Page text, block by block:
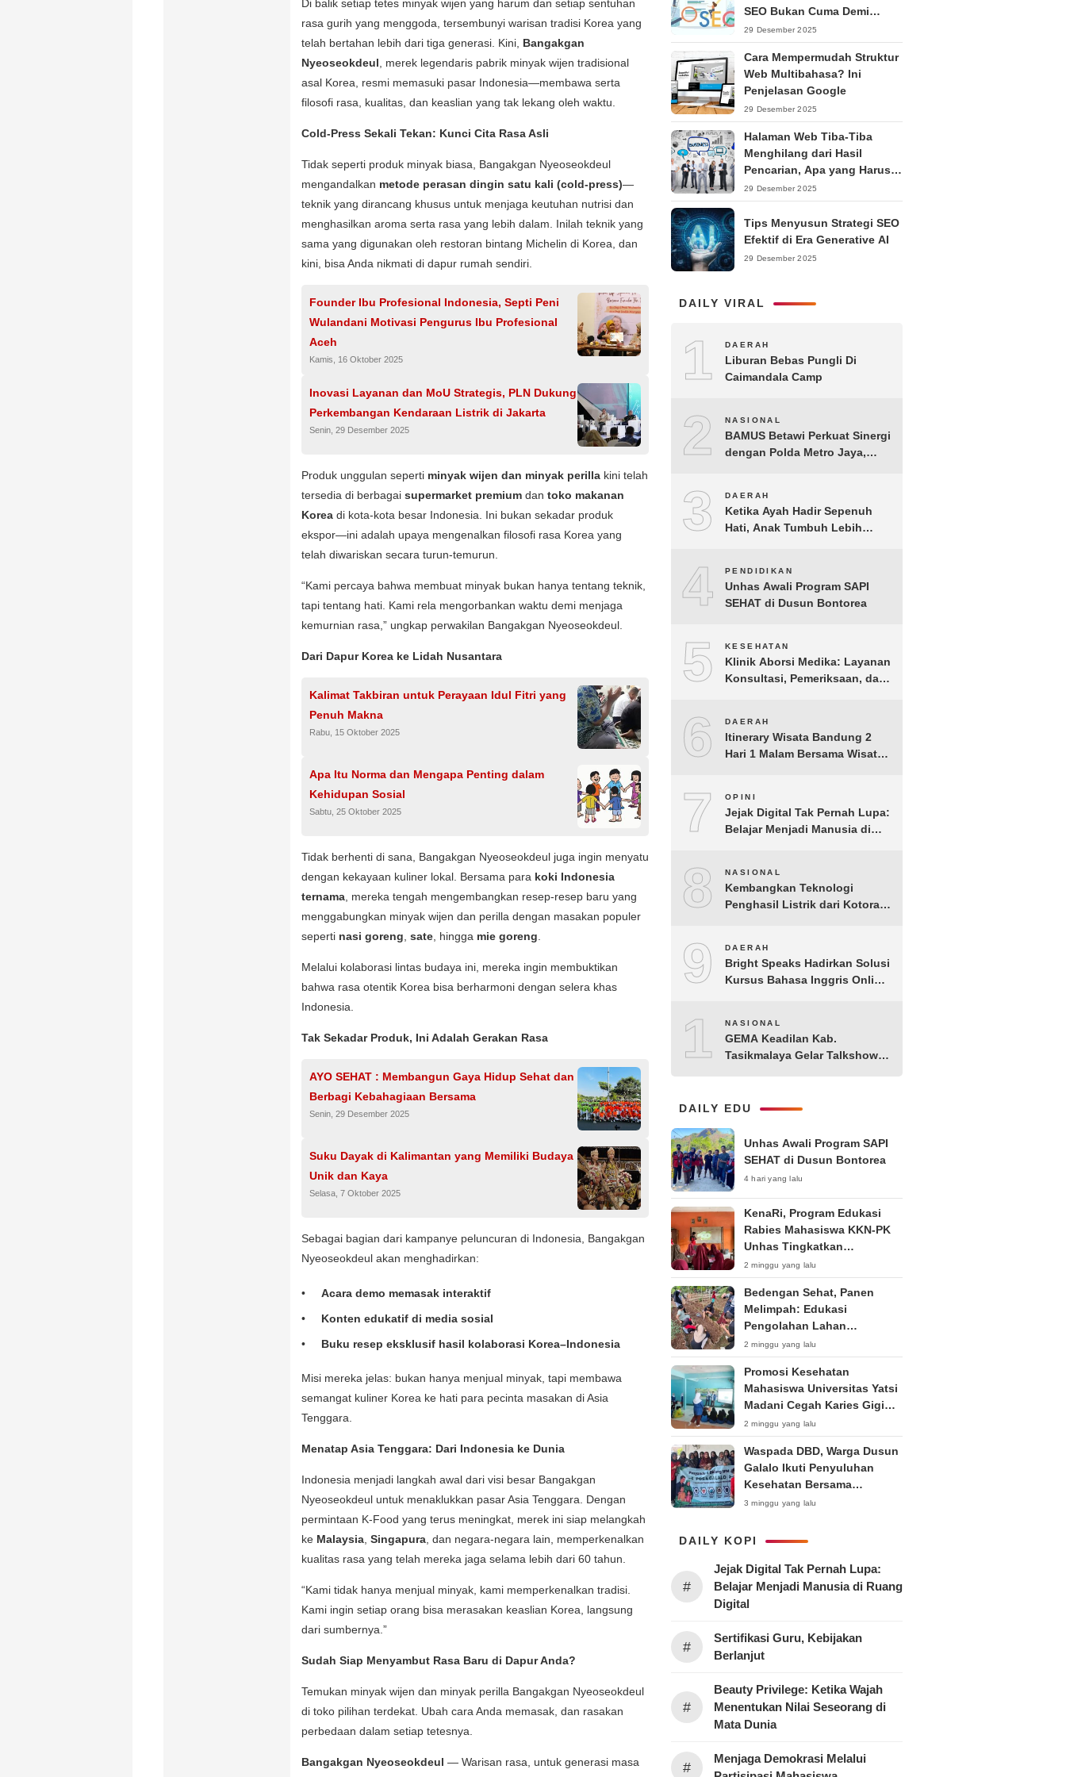
Di balik setiap tetes minyak wijen yang harum dan setiap sentuhan
rasa gurih yang menggoda, tersembunyi warisan tradisi Korea yang
telah bertahan lebih dari tiga generasi. Kini, Bangakgan
Nyeoseokdeul , merek legendaris pabrik minyak wijen tradisional
asal Korea, resmi memasuki pasar Indonesia—membawa serta
filosofi rasa, kualitas, dan keaslian yang tak lekang oleh waktu.
Cold-Press Sekali Tekan: Kunci Cita Rasa Asli
Tidak seperti produk minyak biasa, Bangakgan Nyeoseokdeul
mengandalkan metode perasan dingin satu kali (cold-press)—
teknik yang dirancang khusus untuk menjaga keutuhan nutrisi dan
menghasilkan aroma serta rasa yang lebih dalam. Inilah teknik yang
sama yang digunakan oleh restoran bintang Michelin di Korea, dan
kini, bisa Anda nikmati di dapur rumah sendiri.
Founder Ibu Profesional Indonesia, Septi Peni
Wulandani Motivasi Pengurus Ibu Profesional
Aceh
Kamis, 16 Oktober 2025
Inovasi Layanan dan MoU Strategis, PLN Dukung
Perkembangan Kendaraan Listrik di Jakarta
Senin, 29 Desember 2025
Produk unggulan seperti minyak wijen dan minyak perilla kini telah
tersedia di berbagai supermarket premium dan toko makanan
Korea di kota-kota besar Indonesia. Ini bukan sekadar produk
ekspor—ini adalah upaya mengenalkan filosofi rasa Korea yang
telah diwariskan secara turun-temurun.
“Kami percaya bahwa membuat minyak bukan hanya tentang teknik,
tapi tentang hati. Kami rela mengorbankan waktu demi menjaga
kemurnian rasa,” ungkap perwakilan Bangakgan Nyeoseokdeul.
Dari Dapur Korea ke Lidah Nusantara
Kalimat Takbiran untuk Perayaan Idul Fitri yang
Penuh Makna
Rabu, 15 Oktober 2025
Apa Itu Norma dan Mengapa Penting dalam
Kehidupan Sosial
Sabtu, 25 Oktober 2025
Tidak berhenti di sana, Bangakgan Nyeoseokdeul juga ingin menyatu
dengan kekayaan kuliner lokal. Bersama para koki Indonesia
ternama , mereka tengah mengembangkan resep-resep baru yang
menggabungkan minyak wijen dan perilla dengan masakan populer
seperti nasi goreng sate , hingga mie goreng
Melalui kolaborasi lintas budaya ini, mereka ingin membuktikan
bahwa rasa otentik Korea bisa berharmoni dengan selera khas
Indonesia.
Tak Sekadar Produk, Ini Adalah Gerakan Rasa
AYO SEHAT : Membangun Gaya Hidup Sehat dan
Berbagi Kebahagiaan Bersama
Senin, 29 Desember 2025
Suku Dayak di Kalimantan yang Memiliki Budaya
Unik dan Kaya
Selasa, 7 Oktober 2025
Sebagai bagian dari kampanye peluncuran di Indonesia, Bangakgan
Nyeoseokdeul akan menghadirkan:
Acara demo memasak interaktif
Konten edukatif di media sosial
Buku resep eksklusif hasil kolaborasi Korea–Indonesia
Misi mereka jelas: bukan hanya menjual minyak, tapi membawa
semangat kuliner Korea ke hati para pecinta masakan di Asia
Tenggara.
Menatap Asia Tenggara: Dari Indonesia ke Dunia
Indonesia menjadi langkah awal dari visi besar Bangakgan
Nyeoseokdeul untuk menaklukkan pasar Asia Tenggara. Dengan
permintaan K-Food yang terus meningkat, merek ini siap melangkah
ke Malaysia Singapura , dan negara-negara lain, memperkenalkan
kualitas rasa yang telah mereka jaga selama lebih dari 60 tahun.
“Kami tidak hanya menjual minyak, kami memperkenalkan tradisi.
Kami ingin setiap orang bisa merasakan keaslian Korea, langsung
dari sumbernya.”
Sudah Siap Menyambut Rasa Baru di Dapur Anda?
Temukan minyak wijen dan minyak perilla Bangakgan Nyeoseokdeul
di toko pilihan terdekat. Ubah cara Anda memasak, dan rasakan
perbedaan dalam setiap tetesnya.
Bangakgan Nyeoseokdeul — Warisan rasa, untuk generasi masa
SEO Bukan Cuma Demi
Ranking
29 Desember 2025
Cara Mempermudah Struktur
Web Multibahasa? Ini
Penjelasan Google
29 Desember 2025
Halaman Web Tiba-Tiba
Menghilang dari Hasil
Pencarian, Apa yang Harus
Dilakukan?
29 Desember 2025
Tips Menyusun Strategi SEO
Efektif di Era Generative AI
29 Desember 2025
DAILY VIRAL
1 DAERAH
Liburan Bebas Pungli Di
Caimandala Camp
2 NASIONAL
BAMUS Betawi Perkuat Sinergi
dengan Polda Metro Jaya,
Kondusif Jelang HUT ke-81
Republik Indonesia
3 DAERAH
Ketika Ayah Hadir Sepenuh
Hati, Anak Tumbuh Lebih
4 PENDIDIKAN
Unhas Awali Program SAPI
SEHAT di Dusun Bontorea
5 KESEHATAN
Klinik Aborsi Medika: Layanan
Konsultasi, Pemeriksaan, dan
6 DAERAH
Itinerary Wisata Bandung 2
Hari 1 Malam Bersama Wisata
7 OPINI
Jejak Digital Tak Pernah Lupa:
Belajar Menjadi Manusia di
8 NASIONAL
Kembangkan Teknologi
Penghasil Listrik dari Kotoran
9 DAERAH
Bright Speaks Hadirkan Solusi
Kursus Bahasa Inggris Online
Bicara
10NASIONAL
GEMA Keadilan Kab.
Tasikmalaya Gelar Talkshow
Negara di Era Post-Truth”
DAILY EDU
Unhas Awali Program SAPI
SEHAT di Dusun Bontorea
4 hari yang lalu
KenaRi, Program Edukasi
Rabies Mahasiswa KKN-PK
Unhas Tingkatkan
Kesadaran Siswa SD Negeri 4
Maccorawalie
2 minggu yang lalu
Bedengan Sehat, Panen
Melimpah: Edukasi
Pengolahan Lahan
Bedengan Organik bagi KWT
dan Ibu PKK RT 04 RW 01
Kelurahan Pakintelan
2 minggu yang lalu
Promosi Kesehatan
Mahasiswa Universitas Yatsi
Madani Cegah Karies Gigi
Anak
2 minggu yang lalu
Waspada DBD, Warga Dusun
Galalo Ikuti Penyuluhan
Kesehatan Bersama
Mahasiswa Pemberdayaan
Surabaya 2026
3 minggu yang lalu
DAILY KOPI
#
Jejak Digital Tak Pernah Lupa:
Belajar Menjadi Manusia di Ruang
Digital
#
Sertifikasi Guru, Kebijakan
Berlanjut
#
Beauty Privilege: Ketika Wajah
Menentukan Nilai Seseorang di
Mata Dunia
#
Menjaga Demokrasi Melalui